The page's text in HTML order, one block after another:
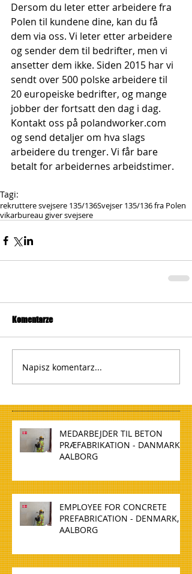
Dersom du leter etter arbeidere fra
Polen til kundene dine, kan du få
dem via oss. Vi leter etter arbeidere
og sender dem til bedrifter, men vi
ansetter dem ikke. Siden 2015 har vi
sendt over 500 polske arbeidere til
20 europeiske bedrifter, og mange
jobber der fortsatt den dag i dag.
Kontakt oss på polandworker.com
og send detaljer om hva slags
arbeidere du trenger. Vi får bare
betalt for arbeidernes arbeidstimer.
Tagi:
rekruttere svejsere 135/136Svejser 135/136 fra Polen
vikarbureau giver svejsere
Komentarze
Napisz komentarz...
MEDARBEJDER TIL BETON
PRÆFABRIKATION - DANMARK,
AALBORG
EMPLOYEE FOR CONCRETE
PREFABRICATION - DENMARK,
AALBORG